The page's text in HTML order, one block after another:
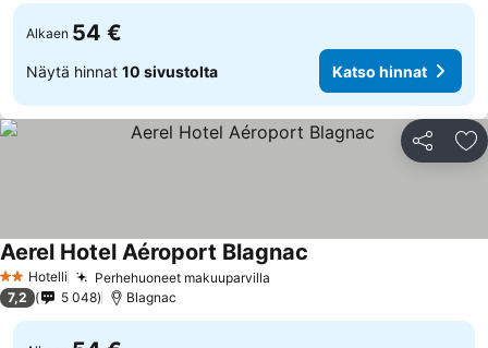
Alkaen 54 €
Näytä hinnat 10 sivustolta Katso hinnat
Jaa
2 Tähtiluokitus
Hotelli Perhehuoneet makuuparvilla
Aerel Hotel Aéroport Blagnac
7,2 5 048 Blagnac